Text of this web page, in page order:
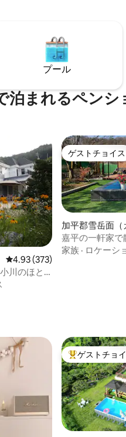
屈する暇の
、ゲー
ットボー
📍 車
ナCC ロッ
店 イケア
のプライ
全にリラッ
的な空間
清潔さを
息に最適です。
清平ダムまで、
レッキングコー
める隠れた名品コー
ど 自然は四季
れます。
プール
泊まれるペンシ
レビュー373件、5つ星中4.93
4.93 (373)
川のほと
です。
ゲストチョイス
ゲストチョイス
加平郡雪岳面（
ん、ソラクミ
ョン
嘉平の一軒家
OPEN#8名様ま
家族 · ロケーシ
大好評のゲス
ゲストチョ